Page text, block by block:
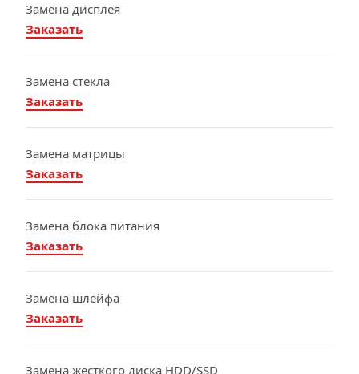
Замена дисплея
Заказать
Замена стекла
Заказать
Замена матрицы
Заказать
Замена блока питания
Заказать
Замена шлейфа
Заказать
Замена жесткого диска HDD/SSD